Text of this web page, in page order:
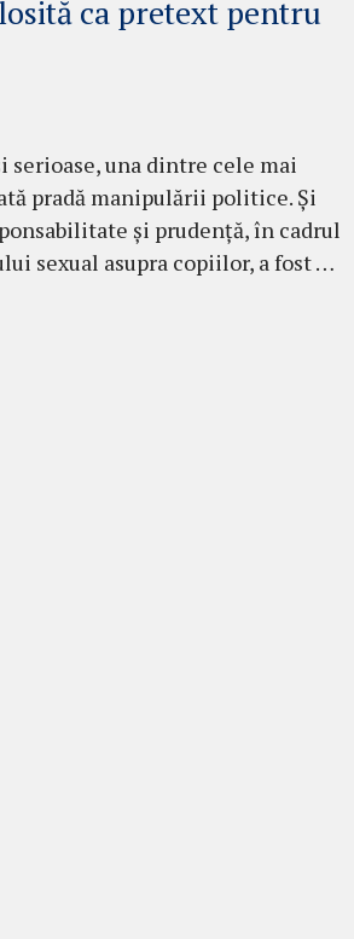
ca pretext pentru
una dintre cele mai
pradă manipulării politice. Și
și prudență, în cadrul
sexual asupra copiilor, a fost …